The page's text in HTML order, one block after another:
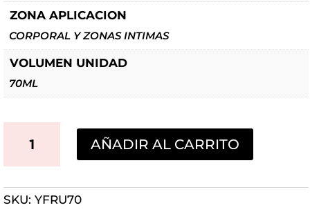
ZONA APLICACION
CORPORAL Y ZONAS INTIMAS
VOLUMEN UNIDAD
70ML
LUBRICANTE
FLAVORED
AÑADIR AL CARRITO
SKU: YFRU70